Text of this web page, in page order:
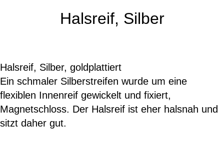
Halsreif, Silber
Halsreif, Silber, goldplattiert
Ein schmaler Silberstreifen wurde um eine
flexiblen Innenreif gewickelt und fixiert,
Magnetschloss. Der Halsreif ist eher halsnah und
sitzt daher gut.